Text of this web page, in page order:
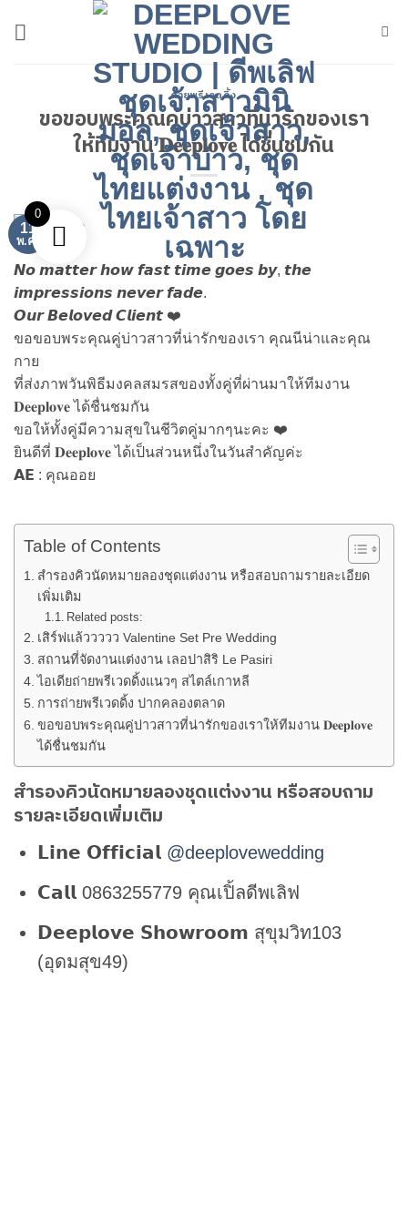
ถ่ายพรีเวดดิ้ง
ขอขอบพระคุณคู่บ่าวสาวที่น่ารักของเรา
ให้ทีมงาน 𝐃𝐞𝐞𝐩𝐥𝐨𝐯𝐞 ได้ชื่นชมกัน
11
พ.ค.
𝙉𝙤 𝙢𝙖𝙩𝙩𝙚𝙧 𝙝𝙤𝙬 𝙛𝙖𝙨𝙩 𝙩𝙞𝙢𝙚 𝙜𝙤𝙚𝙨 𝙗𝙮, 𝙩𝙝𝙚
𝙞𝙢𝙥𝙧𝙚𝙨𝙨𝙞𝙤𝙣𝙨 𝙣𝙚𝙫𝙚𝙧 𝙛𝙖𝙙𝙚.
𝙊𝙪𝙧 𝘽𝙚𝙡𝙤𝙫𝙚𝙙 𝘾𝙡𝙞𝙚𝙣𝙩 ❤️
ขอขอบพระคุณคู่บ่าวสาวที่น่ารักของเรา คุณนีน่าและคุณ
กาย
ที่ส่งภาพวันพิธีมงคลสมรสของทั้งคู่ที่ผ่านมาให้ทีมงาน
𝐃𝐞𝐞𝐩𝐥𝐨𝐯𝐞 ได้ชื่นชมกัน
ขอให้ทั้งคู่มีความสุขในชีวิตคู่มากๆนะคะ ❤️
ยินดีที่ 𝐃𝐞𝐞𝐩𝐥𝐨𝐯𝐞 ได้เป็นส่วนหนึ่งในวันสำคัญค่ะ
𝗔𝗘 : คุณออย
Table of Contents
สำรองคิวนัดหมายลองชุดแต่งงาน หรือสอบถามรายละเอียด
เพิ่มเติม
Related posts:
เสิร์ฟแล้ววววว Valentine Set Pre Wedding
สถานที่จัดงานแต่งงาน เลอปาสิริ Le Pasiri
ไอเดียถ่ายพรีเวดดิ้งแนวๆ สไตล์เกาหลี
การถ่ายพรีเวดดิ้ง ปากคลองตลาด
ขอขอบพระคุณคู่บ่าวสาวที่น่ารักของเราให้ทีมงาน 𝐃𝐞𝐞𝐩𝐥𝐨𝐯𝐞
ได้ชื่นชมกัน
สำรองคิวนัดหมายลองชุดแต่งงาน หรือสอบถาม
รายละเอียดเพิ่มเติม
𝗟𝗶𝗻𝗲 𝗢𝗳𝗳𝗶𝗰𝗶𝗮𝗹 @deeplovewedding
𝗖𝗮𝗹𝗹 0863255779 คุณเปิ้ลดีพเลิฟ
𝗗𝗲𝗲𝗽𝗹𝗼𝘃𝗲 𝗦𝗵𝗼𝘄𝗿𝗼𝗼𝗺 สุขุมวิท103
(อุดมสุข49)
0